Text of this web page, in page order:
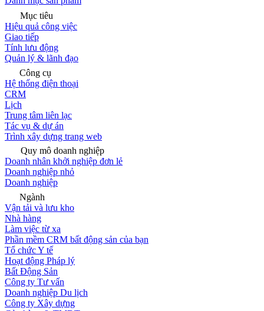
Mục tiêu
Hiệu quả công việc
Giao tiếp
Tính lưu động
Quản lý & lãnh đạo
Công cụ
Hệ thống điện thoại
CRM
Lịch
Trung tâm liên lạc
Tác vụ & dự án
Trình xây dựng trang web
Quy mô doanh nghiệp
Doanh nhân khởi nghiệp đơn lẻ
Doanh nghiệp nhỏ
Doanh nghiệp
Ngành
Vận tải và lưu kho
Nhà hàng
Làm việc từ xa
Phần mềm CRM bất động sản của bạn
Tổ chức Y tế
Hoạt động Pháp lý
Bất Động Sản
Công ty Tư vấn
Doanh nghiệp Du lịch
Công ty Xây dựng